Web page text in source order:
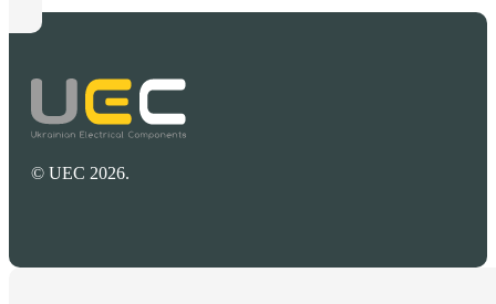
© UEC 2026.